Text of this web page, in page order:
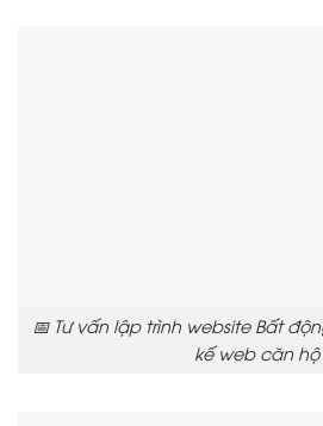
📅 Tư vấn lập trình website Bất
kế web căn